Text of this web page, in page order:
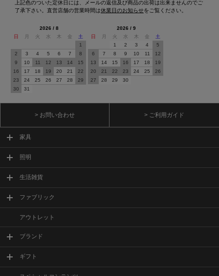
上記色のついた定休日には、メールの返信及び商品の出荷は出来ませんのでご
了承下さい。直営店舗の営業時間は休業日のお知らせをご覧ください。
2026 / 8
日
月 火 水 木 金
土
1
2
3 4 5 6 7
8
9
10 11 12 13 14
15
16
17 18 19 20 21
22
23
24 25 26 27 28
29
30
31
2026 / 9
日
月 火 水 木 金
土
1
2 3 4
5
6
7 8 9 10 11
12
13
14 15 16 17 18
19
20
21 22 23 24 25
26
27
28 29 30
> お問い合わせ > ご利用ガイド
家具
照明
生活雑貨
ファブリック
アウトレット
ブランド
ギフト